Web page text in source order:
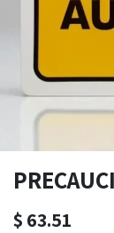
$ 63.51